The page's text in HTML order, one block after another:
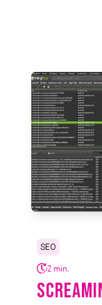
SEO
2 min.